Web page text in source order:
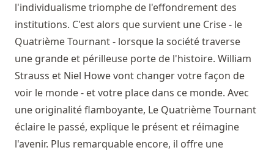
l'individualisme triomphe de l'effondrement des
institutions. C'est alors que survient une Crise - le
Quatrième Tournant - lorsque la société traverse
une grande et périlleuse porte de l'histoire. William
Strauss et Niel Howe vont changer votre façon de
voir le monde - et votre place dans ce monde. Avec
une originalité flamboyante, Le Quatrième Tournant
éclaire le passé, explique le présent et réimagine
l'avenir. Plus remarquable encore, il offre une